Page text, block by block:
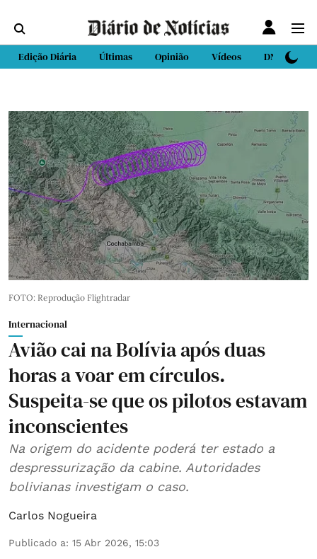
Edição Diária Últimas Opinião Vídeos DN Sport
FOTO: Reprodução Flightradar
Internacional
Avião cai na Bolívia após duas
horas a voar em círculos.
Suspeita-se que os pilotos estavam
inconscientes
Na origem do acidente poderá ter estado a
despressurização da cabine. Autoridades
bolivianas investigam o caso.
Carlos Nogueira
Publicado a: 15 Abr 2026, 15:03